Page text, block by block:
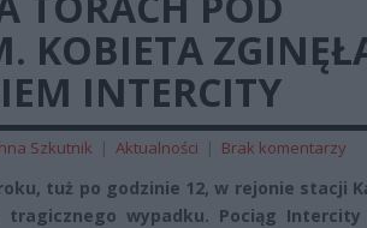
KOBIETA
INTERCITY
Szkutnik | Aktualności | Brak komentarzy
tuż po godzinie 12, w rejonie stacji
tragicznego wypadku. Pociąg